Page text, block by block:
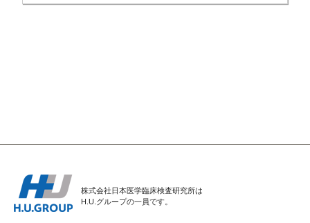
株式会社日本医学臨床検査研究所は
H.U.グループの一員です。